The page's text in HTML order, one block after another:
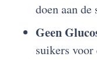
doen aan de
Geen
suikers voor